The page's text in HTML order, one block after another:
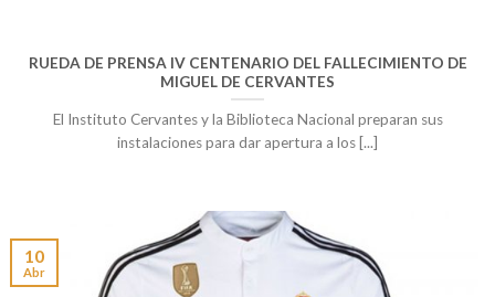
RUEDA DE PRENSA IV CENTENARIO DEL FALLECIMIENTO DE
MIGUEL DE CERVANTES
El Instituto Cervantes y la Biblioteca Nacional preparan sus
instalaciones para dar apertura a los [...]
10
Abr